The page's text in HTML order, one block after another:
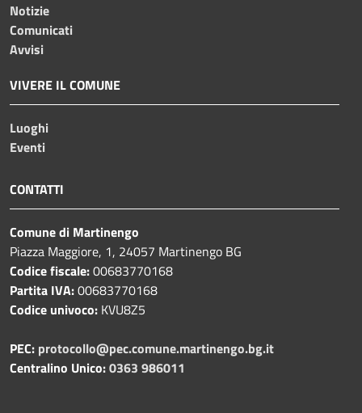
Notizie
Comunicati
Avvisi
VIVERE IL COMUNE
Luoghi
Eventi
CONTATTI
Comune di Martinengo
Piazza Maggiore, 1, 24057 Martinengo BG
Codice fiscale:00683770168
Partita IVA:00683770168
Codice univoco: KVU8Z5
PEC: protocollo@pec.comune.martinengo.bg.it
Centralino Unico:0363 986011